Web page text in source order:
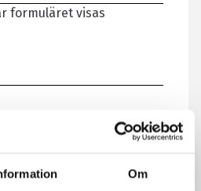
Om
formuläret visas